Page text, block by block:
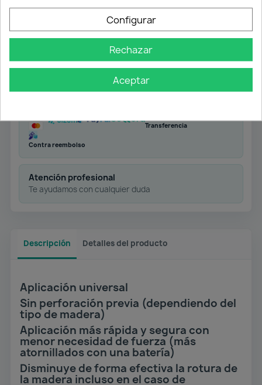
Desde 50 € en península
Transferencia
Contra reembolso
Atención profesional
Te ayudamos con cualquier duda
Descripción Detalles del producto
Aplicación universal
Sin perforación previa (dependiendo del
tipo de madera)
Aplicación más rápida y segura con
menor necesidad de fuerza (más
atornillados con una batería)
Disminuye de forma efectiva la rotura de
la madera incluso en el caso de
Configurar
Rechazar
Aceptar